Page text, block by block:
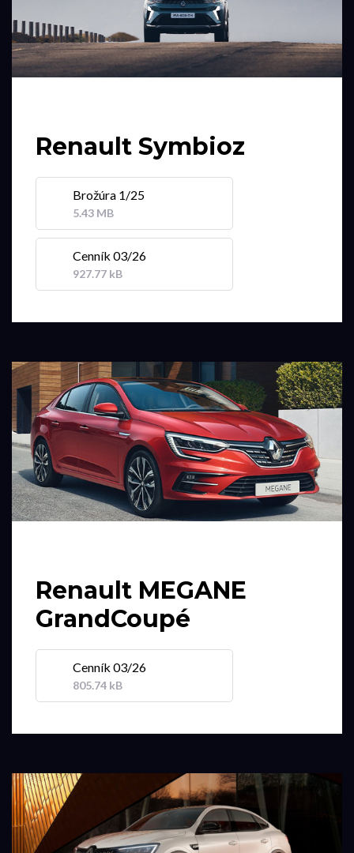
Renault Symbioz
Brožúra 1/25
5.43 MB
Cenník 03/26
927.77 kB
Renault MEGANE
GrandCoupé
Cenník 03/26
805.74 kB